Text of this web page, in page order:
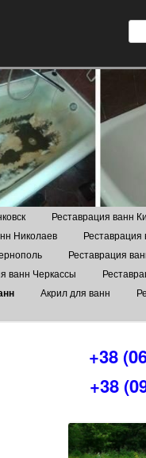
Реставрация ванн
Николаев
Реставрация
Реставрация
ванн Черкассы
Акрил для ванн
+38
+38